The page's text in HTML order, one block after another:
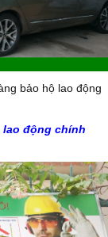
bảo hộ lao động
lao động chính